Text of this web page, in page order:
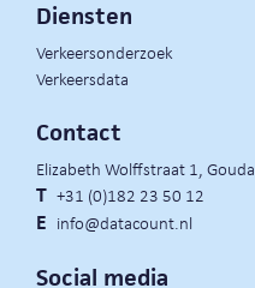
Diensten
Verkeersonderzoek
Verkeersdata
Contact
Elizabeth Wolffstraat 1, Gouda
T +31 (0)182 23 50 12
E info@datacount.nl
Social media